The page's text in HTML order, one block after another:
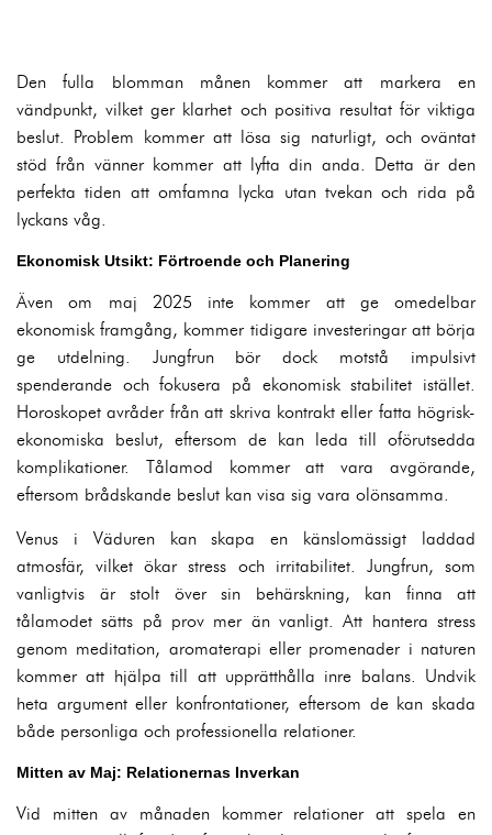
Den fulla blomman månen kommer att markera en
vändpunkt, vilket ger klarhet och positiva resultat för viktiga
beslut. Problem kommer att lösa sig naturligt, och oväntat
stöd från vänner kommer att lyfta din anda. Detta är den
perfekta tiden att omfamna lycka utan tvekan och rida på
lyckans våg.
Ekonomisk Utsikt: Förtroende och Planering
Även om maj 2025 inte kommer att ge omedelbar
ekonomisk framgång, kommer tidigare investeringar att börja
ge utdelning. Jungfrun bör dock motstå impulsivt
spenderande och fokusera på ekonomisk stabilitet istället.
Horoskopet avråder från att skriva kontrakt eller fatta högrisk-
ekonomiska beslut, eftersom de kan leda till oförutsedda
komplikationer. Tålamod kommer att vara avgörande,
eftersom brådskande beslut kan visa sig vara olönsamma.
Venus i Väduren kan skapa en känslomässigt laddad
atmosfär, vilket ökar stress och irritabilitet. Jungfrun, som
vanligtvis är stolt över sin behärskning, kan finna att
tålamodet sätts på prov mer än vanligt. Att hantera stress
genom meditation, aromaterapi eller promenader i naturen
kommer att hjälpa till att upprätthålla inre balans. Undvik
heta argument eller konfrontationer, eftersom de kan skada
både personliga och professionella relationer.
Mitten av Maj: Relationernas Inverkan
Vid mitten av månaden kommer relationer att spela en